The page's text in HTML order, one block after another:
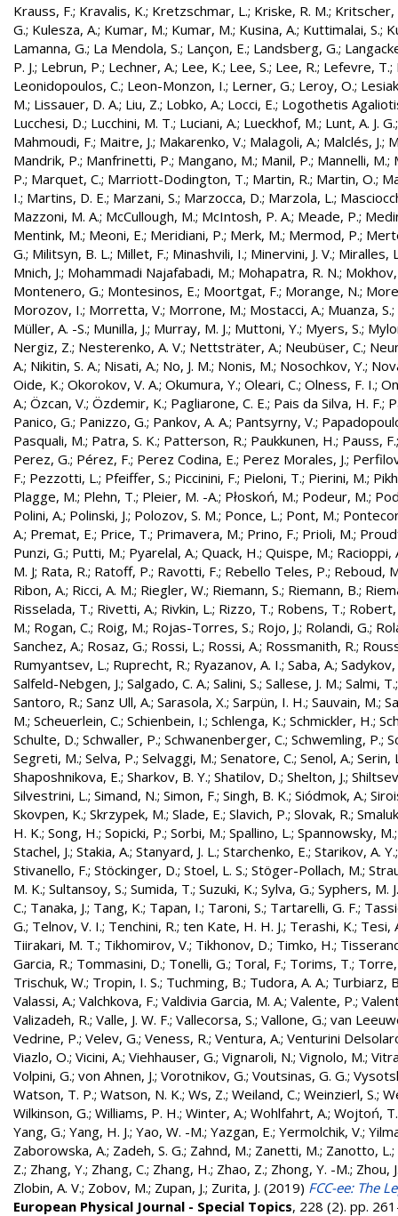
Krauss, F.; Kravalis, K.; Kretzschmar, L.; Kriske, R. M.; Kritscher,
G.; Kulesza, A.; Kumar, M.; Kumar, M.; Kusina, A.; Kuttimalai, S.;
Lamanna, G.; La Mendola, S.; Lançon, E.; Landsberg, G.;
P. J.; Lebrun, P.; Lechner, A.; Lee, K.; Lee, S.; Lee, R.; Lefevre, T.;
Leonidopoulos, C.; Leon-Monzon, I.; Lerner, G.; Leroy, O.;
M.; Lissauer, D. A.; Liu, Z.; Lobko, A.; Locci, E.; Logothetis
Lucchesi, D.; Lucchini, M. T.; Luciani, A.; Lueckhof, M.; Lunt, A. J. G.
Mahmoudi, F.; Maitre, J.; Makarenko, V.; Malagoli, A.; Malclés, J.;
Mandrik, P.; Manfrinetti, P.; Mangano, M.; Manil, P.; Mannelli, M.;
P.; Marquet, C.; Marriott-Dodington, T.; Martin, R.; Martin, O.;
I.; Martins, D. E.; Marzani, S.; Marzocca, D.; Marzola, L.;
Mazzoni, M. A.; McCullough, M.; McIntosh, P. A.; Meade, P.;
Mentink, M.; Meoni, E.; Meridiani, P.; Merk, M.; Mermod, P.;
G.; Militsyn, B. L.; Millet, F.; Minashvili, I.; Minervini, J. V.; Miralles,
Mnich, J.; Mohammadi Najafabadi, M.; Mohapatra, R. N.;
Montenero, G.; Montesinos, E.; Moortgat, F.; Morange, N.;
Morozov, I.; Morretta, V.; Morrone, M.; Mostacci, A.; Muanza, S.;
Müller, A. -S.; Munilla, J.; Murray, M. J.; Muttoni, Y.; Myers, S.;
Nergiz, Z.; Nesterenko, A. V.; Nettsträter, A.; Neubüser, C.;
A.; Nikitin, S. A.; Nisati, A.; No, J. M.; Nonis, M.; Nosochkov, Y.;
Oide, K.; Okorokov, V. A.; Okumura, Y.; Oleari, C.; Olness, F. I.;
A.; Özcan, V.; Özdemir, K.; Pagliarone, C. E.; Pais da Silva, H. F.;
Panico, G.; Panizzo, G.; Pankov, A. A.; Pantsyrny, V.;
Pasquali, M.; Patra, S. K.; Patterson, R.; Paukkunen, H.; Pauss, F.
Perez, G.; Pérez, F.; Perez Codina, E.; Perez Morales, J.;
F.; Pezzotti, L.; Pfeiffer, S.; Piccinini, F.; Pieloni, T.; Pierini, M.;
Plagge, M.; Plehn, T.; Pleier, M. -A.; Płoskoń, M.; Podeur, M.;
Polini, A.; Polinski, J.; Polozov, S. M.; Ponce, L.; Pont, M.;
A.; Premat, E.; Price, T.; Primavera, M.; Prino, F.; Prioli, M.;
Punzi, G.; Putti, M.; Pyarelal, A.; Quack, H.; Quispe, M.; Racioppi,
M. J; Rata, R.; Ratoff, P.; Ravotti, F.; Rebello Teles, P.; Reboud,
Ribon, A.; Ricci, A. M.; Riegler, W.; Riemann, S.; Riemann, B.;
Risselada, T.; Rivetti, A.; Rivkin, L.; Rizzo, T.; Robens, T.; Robert,
M.; Rogan, C.; Roig, M.; Rojas-Torres, S.; Rojo, J.; Rolandi, G.;
Sanchez, A.; Rosaz, G.; Rossi, L.; Rossi, A.; Rossmanith, R.;
Rumyantsev, L.; Ruprecht, R.; Ryazanov, A. I.; Saba, A.; Sadykov,
Salfeld-Nebgen, J.; Salgado, C. A.; Salini, S.; Sallese, J. M.; Salmi, T.
Santoro, R.; Sanz Ull, A.; Sarasola, X.; Sarpün, I. H.; Sauvain, M.;
M.; Scheuerlein, C.; Schienbein, I.; Schlenga, K.; Schmickler, H.;
Schulte, D.; Schwaller, P.; Schwanenberger, C.; Schwemling, P.;
Segreti, M.; Selva, P.; Selvaggi, M.; Senatore, C.; Senol, A.; Serin,
Shaposhnikova, E.; Sharkov, B. Y.; Shatilov, D.; Shelton, J.;
Silvestrini, L.; Simand, N.; Simon, F.; Singh, B. K.; Siódmok, A.;
Skovpen, K.; Skrzypek, M.; Slade, E.; Slavich, P.; Slovak, R.;
H. K.; Song, H.; Sopicki, P.; Sorbi, M.; Spallino, L.; Spannowsky, M.
Stachel, J.; Stakia, A.; Stanyard, J. L.; Starchenko, E.; Starikov, A. Y.
Stivanello, F.; Stöckinger, D.; Stoel, L. S.; Stöger-Pollach, M.;
M. K.; Sultansoy, S.; Sumida, T.; Suzuki, K.; Sylva, G.; Syphers, M. J.
C.; Tanaka, J.; Tang, K.; Tapan, I.; Taroni, S.; Tartarelli, G. F.;
G.; Telnov, V. I.; Tenchini, R.; ten Kate, H. H. J.; Terashi, K.; Tesi,
Tiirakari, M. T.; Tikhomirov, V.; Tikhonov, D.; Timko, H.;
Garcia, R.; Tommasini, D.; Tonelli, G.; Toral, F.; Torims, T.;
Trischuk, W.; Tropin, I. S.; Tuchming, B.; Tudora, A. A.; Turbiarz,
Valassi, A.; Valchkova, F.; Valdivia Garcia, M. A.; Valente, P.;
Valizadeh, R.; Valle, J. W. F.; Vallecorsa, S.; Vallone, G.; van
Vedrine, P.; Velev, G.; Veness, R.; Ventura, A.; Venturini
Viazlo, O.; Vicini, A.; Viehhauser, G.; Vignaroli, N.; Vignolo, M.;
Volpini, G.; von Ahnen, J.; Vorotnikov, G.; Voutsinas, G. G.;
Watson, T. P.; Watson, N. K.; Ws, Z.; Weiland, C.; Weinzierl, S.;
Wilkinson, G.; Williams, P. H.; Winter, A.; Wohlfahrt, A.; Wojtoń, T.
Yang, G.; Yang, H. J.; Yao, W. -M.; Yazgan, E.; Yermolchik, V.;
Zaborowska, A.; Zadeh, S. G.; Zahnd, M.; Zanetti, M.; Zanotto, L.;
Z.; Zhang, Y.; Zhang, C.; Zhang, H.; Zhao, Z.; Zhong, Y. -M.; Zhou,
Zlobin, A. V.; Zobov, M.; Zupan, J.; Zurita, J. (2019) FCC-ee: The
European Physical Journal - Special Topics, 228 (2). pp.